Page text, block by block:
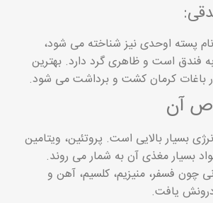
پسته اوحدی نیز شناخته می شود،
فندق است و ظاهری گرد دارد. بهترین
باغات کرمان کشت و برداشت می شود.
آن
بسیار بالایی است. پروتئین، ویتامین
بسیار مغذی آن به شمار می روند.
چون فسفر، منیزیم، کلسیم، آهن و